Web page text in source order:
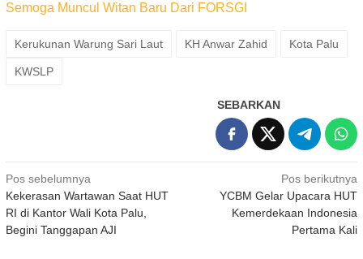
Semoga Muncul Witan Baru Dari FORSGI
Kerukunan Warung Sari Laut KH Anwar Zahid Kota Palu
KWSLP
SEBARKAN
Navigasi
pos
Pos sebelumnya
Kekerasan Wartawan Saat HUT
RI di Kantor Wali Kota Palu,
Begini Tanggapan AJI
Pos berikutnya
YCBM Gelar Upacara HUT
Kemerdekaan Indonesia
Pertama Kali